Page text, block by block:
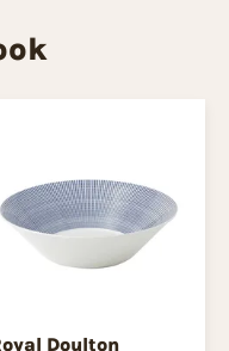
Doulton